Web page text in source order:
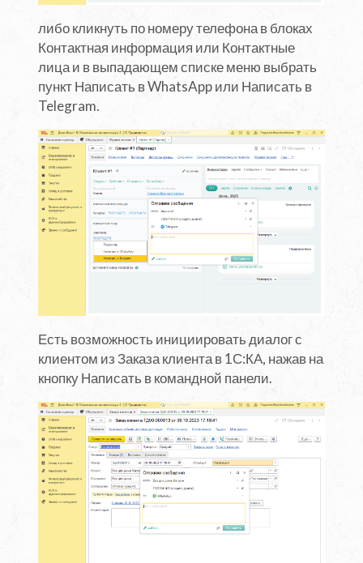
либо кликнуть по номеру телефона в блоках
Контактная информация или Контактные
лица и в выпадающем списке меню выбрать
пункт Написать в WhatsApp или Написать в
Telegram.
Есть возможность инициировать диалог с
клиентом из Заказа клиента в 1С:КА, нажав на
кнопку Написать в командной панели.